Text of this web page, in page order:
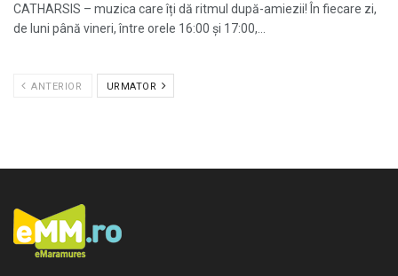
CATHARSIS – muzica care îți dă ritmul după-amiezii! În fiecare zi,
de luni până vineri, între orele 16:00 și 17:00,...
ANTERIOR URMATOR